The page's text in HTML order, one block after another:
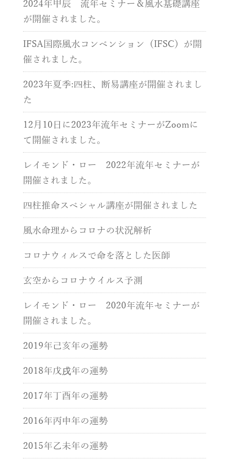
2024年甲辰 流年セミナー＆風水基礎講座
が開催されました。
IFSA国際風水コンベンション（IFSC）が開
催されました。
2023年夏季:四柱、断易講座が開催されまし
た
12月10日に2023年流年セミナーがZoomに
て開催されました。
レイモンド・ロー 2022年流年セミナーが
開催されました。
四柱推命スペシャル講座が開催されました
風水命理からコロナの状況解析
コロナウィルスで命を落とした医師
玄空からコロナウイルス予測
レイモンド・ロー 2020年流年セミナーが
開催されました。
2019年己亥年の運勢
2018年戊戌年の運勢
2017年丁酉年の運勢
2016年丙申年の運勢
2015年乙未年の運勢